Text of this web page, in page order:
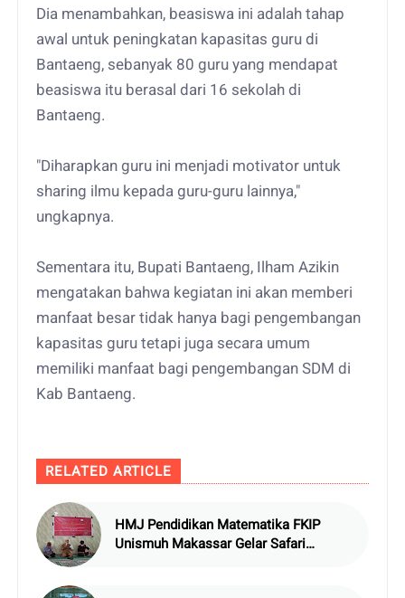
Dia menambahkan, beasiswa ini adalah tahap
awal untuk peningkatan kapasitas guru di
Bantaeng, sebanyak 80 guru yang mendapat
beasiswa itu berasal dari 16 sekolah di
Bantaeng.
"Diharapkan guru ini menjadi motivator untuk
sharing ilmu kepada guru-guru lainnya,"
ungkapnya.
Sementara itu, Bupati Bantaeng, Ilham Azikin
mengatakan bahwa kegiatan ini akan memberi
manfaat besar tidak hanya bagi pengembangan
kapasitas guru tetapi juga secara umum
memiliki manfaat bagi pengembangan SDM di
Kab Bantaeng.
RELATED ARTICLE
HMJ Pendidikan Matematika FKIP
Unismuh Makassar Gelar Safari